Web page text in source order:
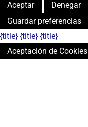
Aceptar
Denegar
Guardar preferencias
{title} {title} {title}
Aceptación de Cookies